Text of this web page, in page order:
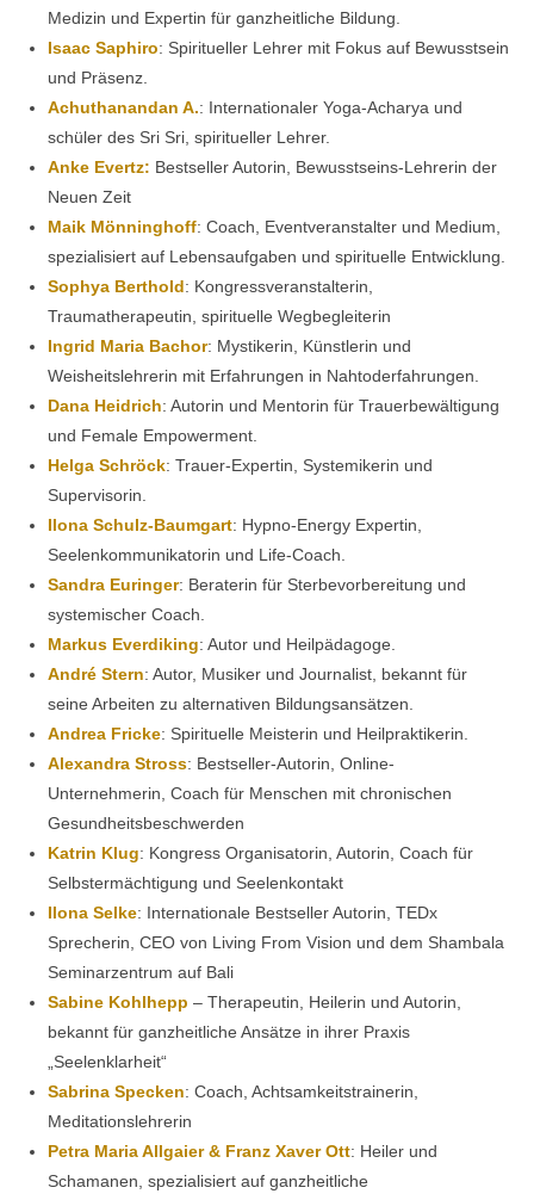
Medizin und Expertin für ganzheitliche Bildung.
Isaac Saphiro: Spiritueller Lehrer mit Fokus auf Bewusstsein
und Präsenz.
Achuthanandan A.: Internationaler Yoga-Acharya und
schüler des Sri Sri, spiritueller Lehrer.
Anke Evertz: Bestseller Autorin, Bewusstseins-Lehrerin der
Neuen Zeit
Maik Mönninghoff: Coach, Eventveranstalter und Medium,
spezialisiert auf Lebensaufgaben und spirituelle Entwicklung.
Sophya Berthold: Kongressveranstalterin,
Traumatherapeutin, spirituelle Wegbegleiterin
Ingrid Maria Bachor: Mystikerin, Künstlerin und
Weisheitslehrerin mit Erfahrungen in Nahtoderfahrungen.
Dana Heidrich: Autorin und Mentorin für Trauerbewältigung
und Female Empowerment.
Helga Schröck: Trauer-Expertin, Systemikerin und
Supervisorin.
Ilona Schulz-Baumgart: Hypno-Energy Expertin,
Seelenkommunikatorin und Life-Coach.
Sandra Euringer: Beraterin für Sterbevorbereitung und
systemischer Coach.
Markus Everdiking: Autor und Heilpädagoge.
André Stern: Autor, Musiker und Journalist, bekannt für
seine Arbeiten zu alternativen Bildungsansätzen.
Andrea Fricke: Spirituelle Meisterin und Heilpraktikerin.
Alexandra Stross: Bestseller-Autorin, Online-
Unternehmerin, Coach für Menschen mit chronischen
Gesundheitsbeschwerden
Katrin Klug: Kongress Organisatorin, Autorin, Coach für
Selbstermächtigung und Seelenkontakt
Ilona Selke: Internationale Bestseller Autorin, TEDx
Sprecherin, CEO von Living From Vision und dem Shambala
Seminarzentrum auf Bali
Sabine Kohlhepp – Therapeutin, Heilerin und Autorin,
bekannt für ganzheitliche Ansätze in ihrer Praxis
„Seelenklarheit“
Sabrina Specken: Coach, Achtsamkeitstrainerin,
Meditationslehrerin
Petra Maria Allgaier & Franz Xaver Ott: Heiler und
Schamanen, spezialisiert auf ganzheitliche